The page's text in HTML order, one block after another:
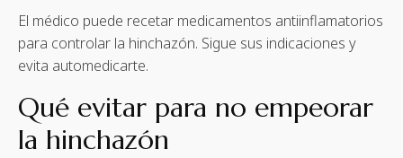
El médico puede recetar medicamentos antiinflamatorios
para controlar la hinchazón. Sigue sus indicaciones y
evita automedicarte.
Qué evitar para no empeorar
la hinchazón